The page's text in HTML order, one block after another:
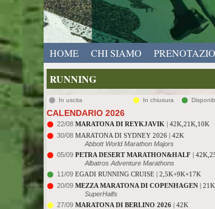
HOME CHI SIAMO
RUNNING
In uscita In chiusura
CALENDARIO 2026
22/08 MARATONA DI REYKJAVIK | 42K,21K,10K
30/08 MARATONA DI SYDNEY 2026 | 42K
Abbott World Marathon Majors
05/09 PETRA DESERT MARATHON&HALF |
Albatros Adventure Marathons
11/09 EGADI RUNNING CRUISE | 2,5K+9K+17K
20/09 MEZZA MARATONA DI COPENHAGEN | 21K
SuperHalfs
27/09 MARATONA DI BERLINO 2026 | 42K